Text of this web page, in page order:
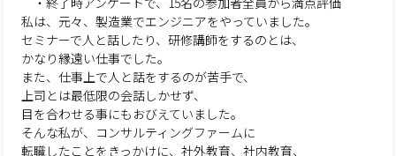
私は、元々、製造業でエンジニアをやっていました。
セミナーで人と話したり、研修講師をするのとは、
かなり縁遠い仕事でした。
また、仕事上で人と話をするのが苦手で、
上司とは最低限の会話しかせず、
目を合わせる事にもおびえていました。
そんな私が、コンサルティングファームに
転職したことをきっかけに、社外教育、社内教育、